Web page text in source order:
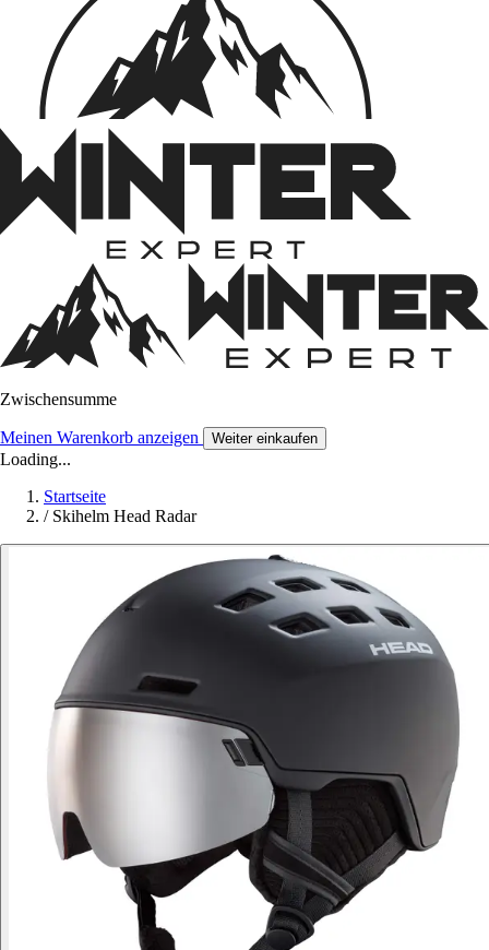
Zwischensumme
Meinen Warenkorb anzeigen Weiter einkaufen
Loading...
Startseite
/ Skihelm Head Radar